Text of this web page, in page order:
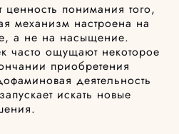
ценность понимания того,
механизм настроена на
а не на насыщение.
часто ощущают некоторое
приобретения
деятельность
искать новые